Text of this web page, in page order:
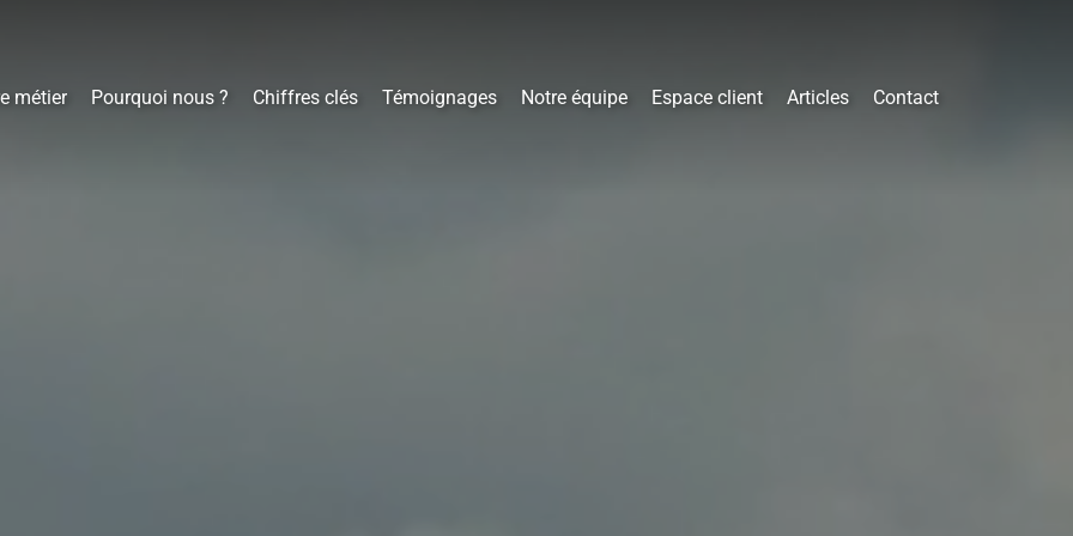
métier Pourquoi nous ? Chiffres clés Témoignages Notre équipe Espace client Articles Contact